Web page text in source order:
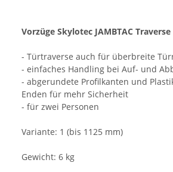
Vorzüge Skylotec JAMBTAC Traverse
- Türtraverse auch für überbreite
- einfaches Handling bei Auf- und
- abgerundete Profilkanten und
Enden für mehr Sicherheit
- für zwei Personen
Variante: 1 (bis 1125 mm)
Gewicht: 6 kg